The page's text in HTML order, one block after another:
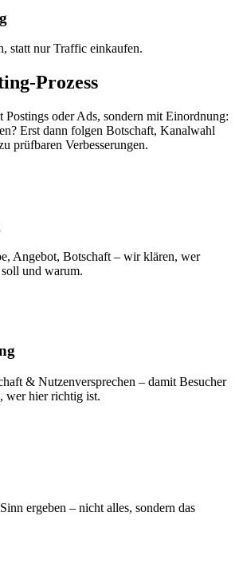
statt nur Traffic einkaufen.
Prozess
oder Ads, sondern mit Einordnung:
Erst dann folgen Botschaft, Kanalwahl
prüfbaren Verbesserungen.
Angebot, Botschaft – wir klären, wer
und warum.
& Nutzenversprechen – damit Besucher
wer hier richtig ist.
ergeben – nicht alles, sondern das